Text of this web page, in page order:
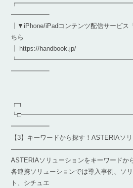
━━━━━━
┃▼iPhone/iPadコンテンツ配信サービス
ちら
┃ https://handbook.jp/
━━━━━━
┏┓
━━━━━━
【3】キーワードから探す！ASTERIAソ
ASTERIAソリューションをキーワードか
各連携ソリューションでは導入事例、ソ
ト、シチュエ